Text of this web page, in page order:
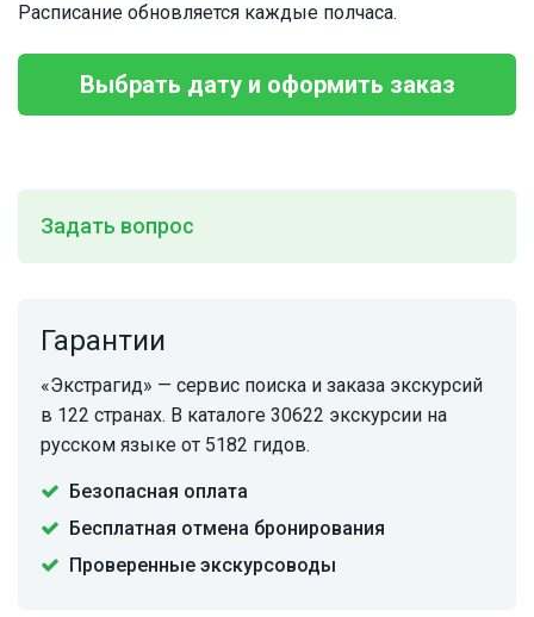
Расписание обновляется каждые полчаса.
Выбрать дату и оформить заказ
Задать вопрос
Гарантии
«Экстрагид» — сервис поиска и заказа экскурсий
в 122 странах. В каталоге 30622 экскурсии на
русском языке от 5182 гидов.
Безопасная оплата
Бесплатная отмена бронирования
Проверенные экскурсоводы